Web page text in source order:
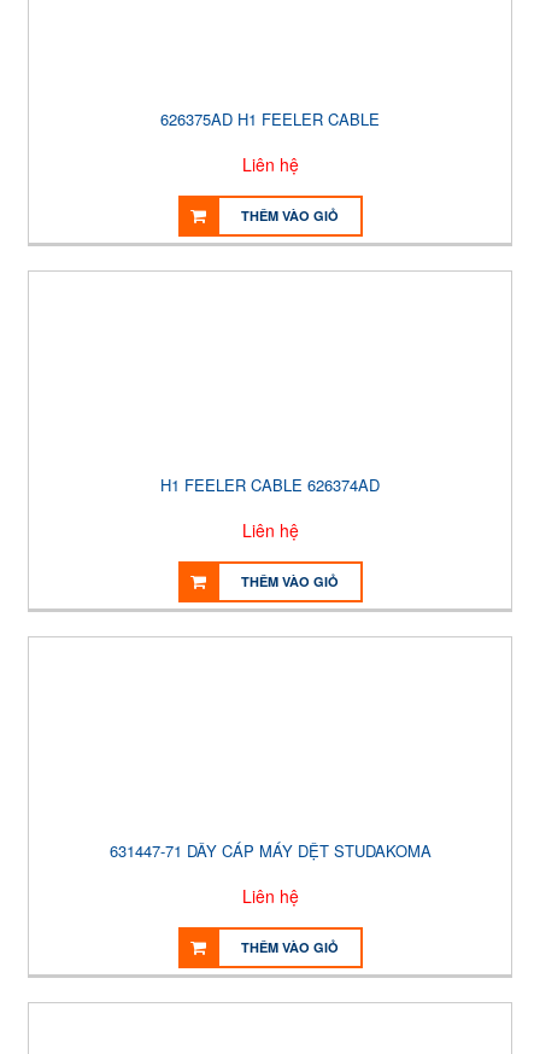
626375AD H1 FEELER CABLE
Liên hệ
THÊM VÀO GIỎ
H1 FEELER CABLE 626374AD
Liên hệ
THÊM VÀO GIỎ
631447-71 DÂY CÁP MÁY DỆT STUDAKOMA
Liên hệ
THÊM VÀO GIỎ